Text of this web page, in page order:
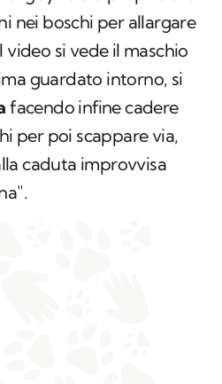
nei boschi per allargare
video si vede il maschio
guardato intorno, si
facendo infine cadere
per poi scappare via,
caduta improvvisa